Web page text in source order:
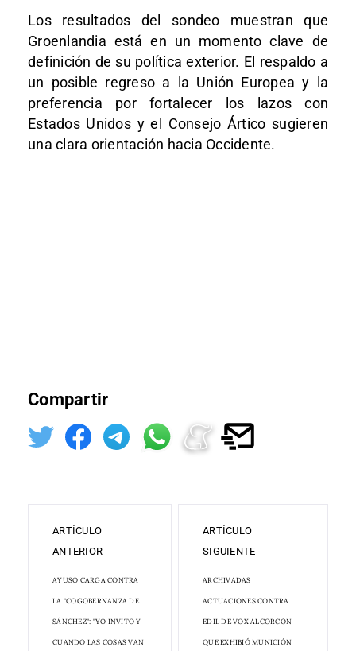
Los resultados del sondeo muestran que
Groenlandia está en un momento clave de
definición de su política exterior. El respaldo a
un posible regreso a la Unión Europea y la
preferencia por fortalecer los lazos con
Estados Unidos y el Consejo Ártico sugieren
una clara orientación hacia Occidente.
Compartir
ARTÍCULO
ANTERIOR
AYUSO CARGA CONTRA
LA "COGOBERNANZA DE
SÁNCHEZ": "YO INVITO Y
CUANDO LAS COSAS VAN
ARTÍCULO
SIGUIENTE
ARCHIVADAS
ACTUACIONES CONTRA
EDIL DE VOX ALCORCÓN
QUE EXHIBIÓ MUNICIÓN